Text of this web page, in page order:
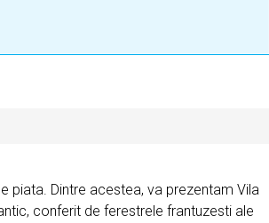
piata. Dintre acestea, va prezentam Vila
conferit de ferestrele frantuzesti ale